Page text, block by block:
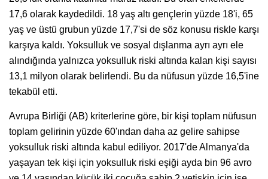
17,6 olarak kaydedildi. 18 yaş altı gençlerin yüzde 18'i, 65
yaş ve üstü grubun yüzde 17,7'si de söz konusu riskle karşı
karşıya kaldı. Yoksulluk ve sosyal dışlanma ayrı ayrı ele
alındığında yalnızca yoksulluk riski altında kalan kişi sayısı
13,1 milyon olarak belirlendi. Bu da nüfusun yüzde 16,5'ine
tekabül etti.
Avrupa Birliği (AB) kriterlerine göre, bir kişi toplam nüfusun
toplam gelirinin yüzde 60'ından daha az gelire sahipse
yoksulluk riski altında kabul ediliyor. 2017'de Almanya'da
yaşayan tek kişi için yoksulluk riski eşiği ayda bin 96 avro